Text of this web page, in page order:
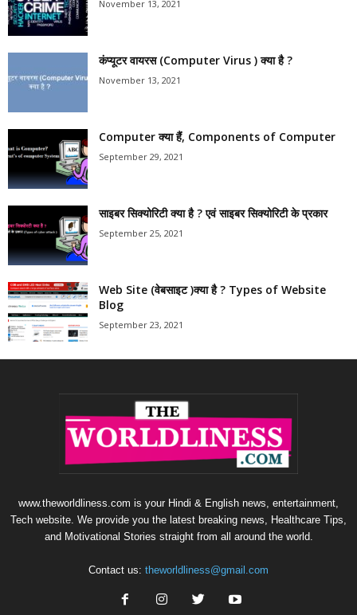
November 13, 2021
कंप्यूटर वायरस (Computer Virus ) क्या है ?
November 13, 2021
Computer क्या हैं, Components of Computer
September 29, 2021
साइबर सिक्योरिटी क्या है ? एवं साइबर सिक्योरिटी के प्रकार
September 25, 2021
Web Site (वेबसाइट )क्या है ? Types of Website
Blog
September 23, 2021
www.theworldliness.com is your Hindi & English news, entertainment,
Tech website. We provide you the latest breaking news, Healthcare Tips,
and Motivational Stories straight from all around the world.
Contact us: theworldliness@gmail.com